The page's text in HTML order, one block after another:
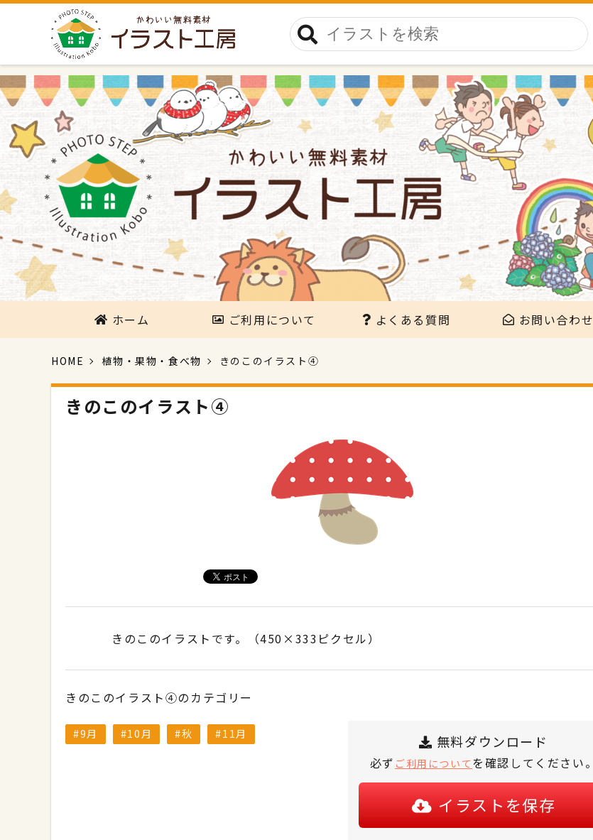
ホーム ご利用について よくある質問 お問い合わせ
HOME 植物・果物・食べ物 きのこのイラスト④
きのこのイラスト④
きのこのイラストです。（450×333ピクセル）
きのこのイラスト④のカテゴリー
9月 10月 秋 11月 無料ダウンロード
必ず ご利用について を確認してください。
イラストを保存